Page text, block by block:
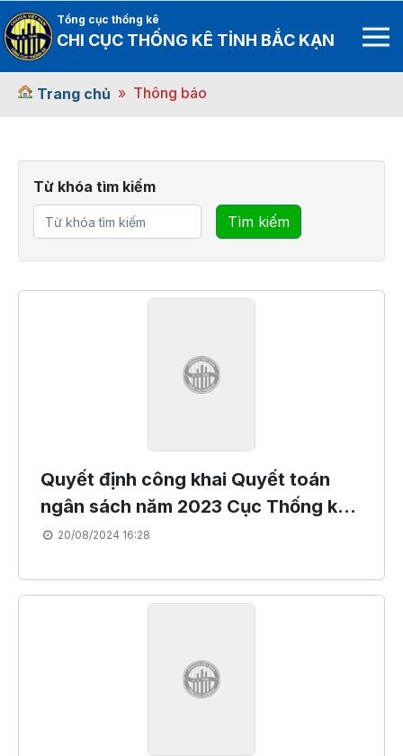
Tổng cục thống kê
CHI CỤC THỐNG KÊ TỈNH BẮC KẠN
Trang chủ Thông báo
Từ khóa tìm kiếm
Tìm kiếm
Quyết định công khai Quyết toán
ngân sách năm 2023 Cục Thống kê
tỉnh Bắc Kạn
20/08/2024 16:28